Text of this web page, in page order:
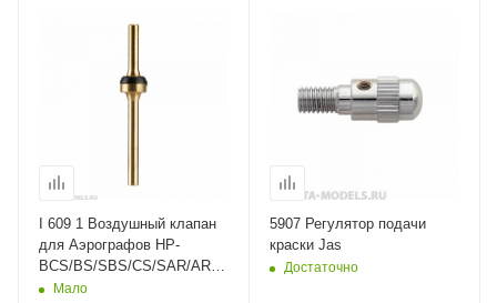
I 609 1 Воздушный клапан
для Аэрографов HP-
BCS/BS/SBS/CS/SAR/AR/BCR/BR/CR/CR3
Anest Iwata
Мало
5907 Регулятор подачи
краски Jas
Достаточно